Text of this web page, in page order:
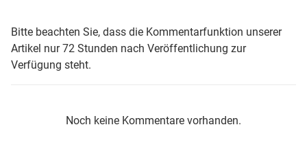
Bitte beachten Sie, dass die Kommentarfunktion unserer
Artikel nur 72 Stunden nach Veröffentlichung zur
Verfügung steht.
Noch keine Kommentare vorhanden.